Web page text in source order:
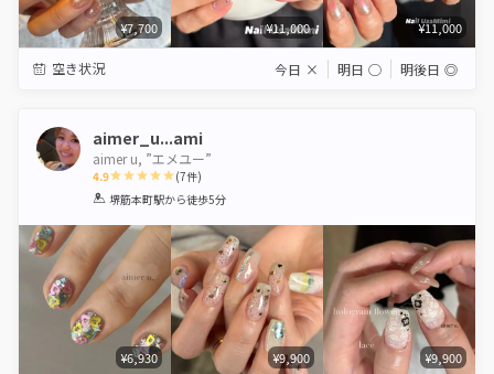
¥7,700 ¥11,000 ¥11,000
空き状況 今日 × 明日 ◯ 明後日 ◎
aimer_u...ami
aimer u, ”エメユー”
4.9
1 2 3 4 5
(7件)
堺筋本町駅から徒歩5分
¥6,930 ¥9,900 ¥9,900